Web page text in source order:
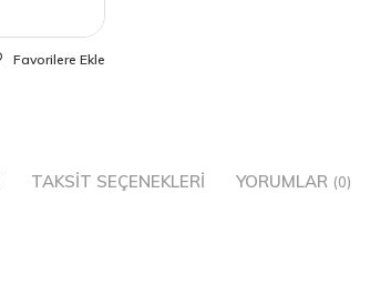
Favorilere Ekle
TAKSIT SEÇENEKLERI YORUMLAR (0)